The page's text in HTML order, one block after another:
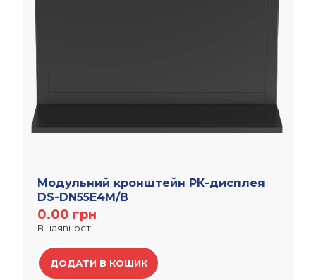
Модульний кронштейн РК-дисплея
DS-DN55E4M/B
0.00 грн
В наявності
ДОДАТИ В КОШИК